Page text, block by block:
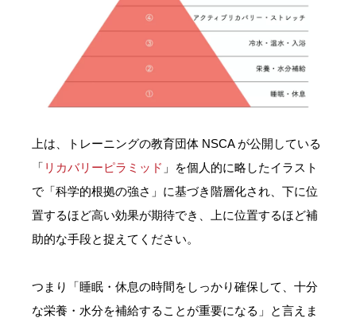
上は、トレーニングの教育団体 NSCA が公開している
「 リカバリーピラミッド 」を個人的に略したイラスト
で「科学的根拠の強さ」に基づき階層化され、下に位
置するほど高い効果が期待でき、上に位置するほど補
助的な手段と捉えてください。
つまり「睡眠・休息の時間をしっかり確保して、十分
な栄養・水分を補給することが重要になる」と言えま